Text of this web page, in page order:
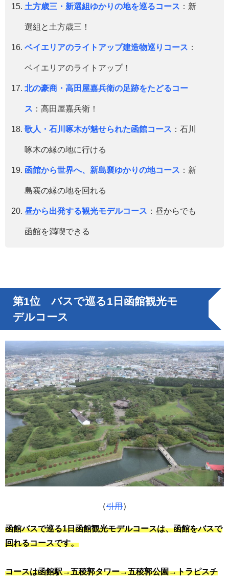
土方歳三・新選組ゆかりの地を巡るコース ：新
選組と土方歳三！
ベイエリアのライトアップ建造物巡りコース ：
ベイエリアのライトアップ！
北の豪商・高田屋嘉兵衛の足跡をたどるコー
ス ：高田屋嘉兵衛！
歌人・石川啄木が魅せられた函館コース ：石川
啄木の縁の地に行ける
函館から世界へ、新島襄ゆかりの地コース ：新
島襄の縁の地を回れる
昼から出発する観光モデルコース ：昼からでも
函館を満喫できる
第1位 バスで巡る1日函館観光モ
デルコース
（引用）
函館バスで巡る1日函館観光モデルコースは、函館をバスで
回れるコースです。
コースは函館駅→五稜郭タワー→五稜郭公園→トラピスチ